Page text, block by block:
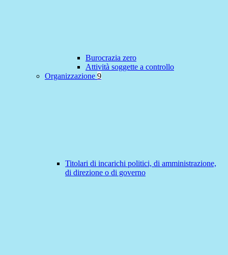
Burocrazia zero
Attività soggette a controllo
Organizzazione 9
Titolari di incarichi politici, di amministrazione,
di direzione o di governo